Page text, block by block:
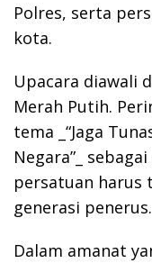
Polres, serta
kota.
Upacara diawali
Merah Putih.
tema _“Jaga
Negara”_
persatuan harus
generasi penerus.
Dalam amanat